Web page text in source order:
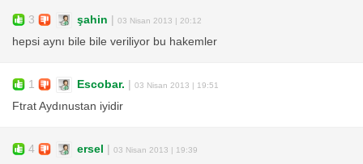
3 şahin | 03 Nisan 2013 | 20:12
hepsi aynı bile bile veriliyor bu hakemler
1 Escobar. | 03 Nisan 2013 | 19:51
Ftrat Aydınustan iyidir
4 ersel | 03 Nisan 2013 | 19:39